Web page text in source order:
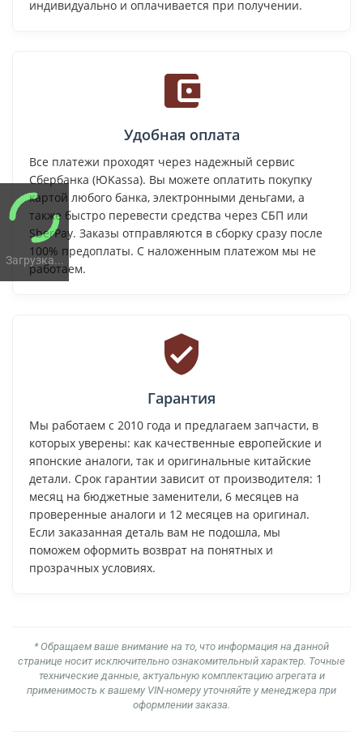
Загрузка...
индивидуально и оплачивается при получении.
Удобная оплата
Все платежи проходят через надежный сервис
Сбербанка (ЮKassa). Вы можете оплатить покупку
картой любого банка, электронными деньгами, а
также быстро перевести средства через СБП или
SberPay. Заказы отправляются в сборку сразу после
100% предоплаты. С наложенным платежом мы не
работаем.
Гарантия
Мы работаем с 2010 года и предлагаем запчасти, в
которых уверены: как качественные европейские и
японские аналоги, так и оригинальные китайские
детали. Срок гарантии зависит от производителя: 1
месяц на бюджетные заменители, 6 месяцев на
проверенные аналоги и 12 месяцев на оригинал.
Если заказанная деталь вам не подошла, мы
поможем оформить возврат на понятных и
прозрачных условиях.
* Обращаем ваше внимание на то, что информация на данной
странице носит исключительно ознакомительный характер. Точные
технические данные, актуальную комплектацию агрегата и
применимость к вашему VIN-номеру уточняйте у менеджера при
оформлении заказа.